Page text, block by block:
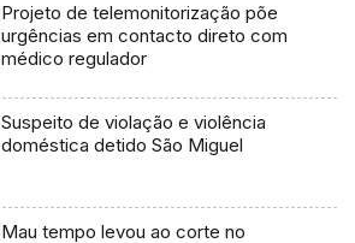
Projeto de telemonitorização põe
urgências em contacto direto com
médico regulador
Suspeito de violação e violência
doméstica detido São Miguel
Mau tempo levou ao corte no